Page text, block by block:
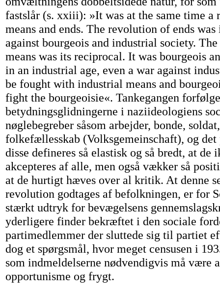
fastslår (s. xxiii): »It was at the same time a
means and ends. The revolution of ends
against bourgeois and industrial society.
means was its reciprocal. It was bourgeois
in an industrial age, even a war against
be fought with industrial means and
fight the bourgeoisie«. Tankegangen
betydningsglidningerne i naziideologiens
nøglebegreber såsom arbejder, bonde,
folkefællesskab (Volksgemeinschaft), og det
disse defineres så elastisk og så bredt, at de
akcepteres af alle, men også vækker så
at de hurtigt hæves over al kritik. At denne
revolution godtages af befolkningen, er for
stærkt udtryk for bevægelsens
yderligere finder bekræftet i den sociale
partimedlemmer der sluttede sig til partiet
dog et spørgsmål, hvor meget censusen i
som indmeldelserne nødvendigvis må være
opportunisme og frygt.